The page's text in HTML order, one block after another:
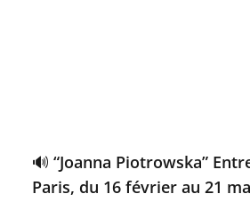
🔊 “Joanna Piotrowska”
Paris, du 16 février au 21